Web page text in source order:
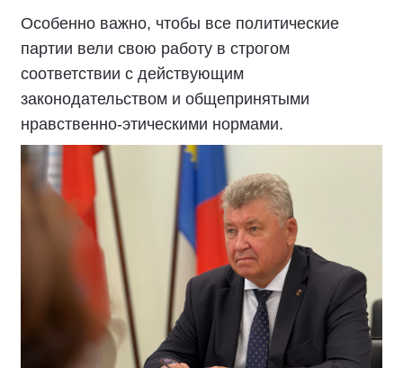
Особенно важно, чтобы все политические
партии вели свою работу в строгом
соответствии с действующим
законодательством и общепринятыми
нравственно-этическими нормами.